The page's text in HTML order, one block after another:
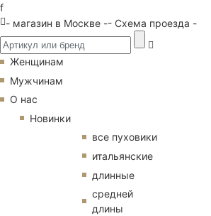
f
- магазин в Москве -- Схема проезда -
Женщинам
Мужчинам
О нас
Новинки
все пуховики
итальянские
длинные
средней
длины